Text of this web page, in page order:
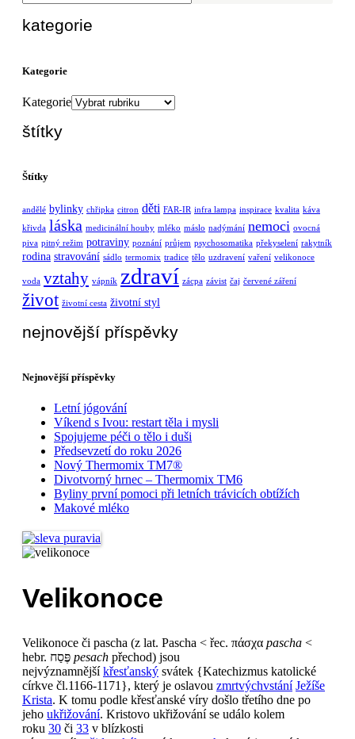
kategorie
Kategorie
Kategorie
štítky
Štítky
andělé bylinky chřipka citron děti FAR-IR infra lampa inspirace kvalita káva
křivda láska medicinální houby mléko máslo nadýmání nemoci ovocná
piva pitný režim potraviny poznání průjem psychosomatika překyselení rakytník
rodina stravování sádlo termomix tradice tělo uzdravení vaření velikonoce
voda vztahy vápník zdraví zácpa závist čaj červené záření
život životní cesta životní styl
nejnovější příspěvky
Nejnovější příspěvky
Letní jógování
Víkend s Ivou: restart těla i mysli
Spojujeme péči o tělo i duši
Předsevzetí do roku 2026
Nový Thermomix TM7®
Divotvorný hrnec – Thermomix TM6
Byliny první pomoci při letních trávicích obtížích
Makové mléko
Velikonoce
Velikonoce či pascha (z lat. Pascha < řec. πάσχα pascha <
pesach přechod) jsou
nejvýznamnějšíkřesťanský svátek {Katechizmus katolické
církve čl.1166-1171}, který je oslavou zmrtvýchvstání Ježíše
Krista. K tomu podle křesťanské víry došlo třetího dne po
jeho ukřižování. Kristovo ukřižování se událo kolem
roku 30 či 33 v blízkosti